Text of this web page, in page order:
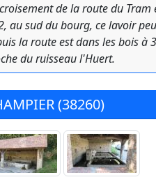
de la route du Tram
au sud du bourg, ce lavoir
la route est dans les bois à
du ruisseau l'Huert.
(38260)